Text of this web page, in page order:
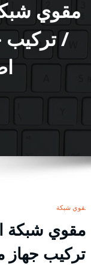
/
مقوي شبكة
تركيب